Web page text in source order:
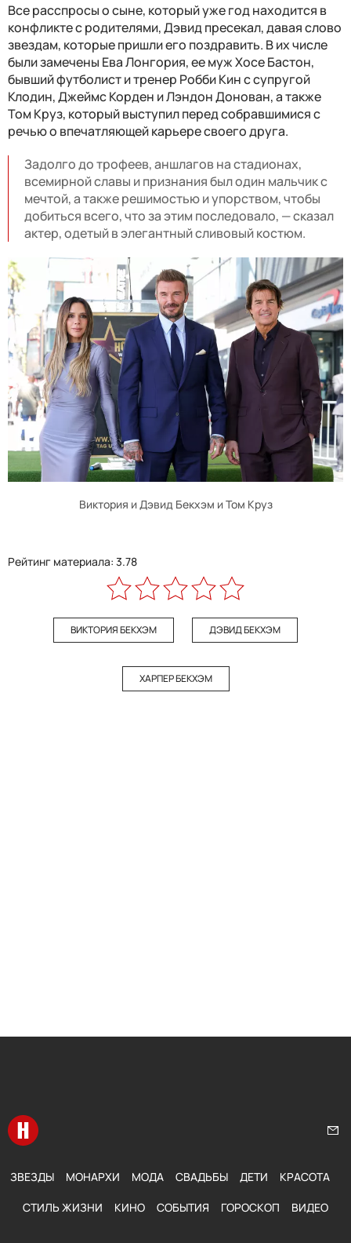
Все расспросы о сыне, который уже год находится в
конфликте с родителями, Дэвид пресекал, давая слово
звездам, которые пришли его поздравить. В их числе
были замечены Ева Лонгория, ее муж Хосе Бастон,
бывший футболист и тренер Робби Кин с супругой
Клодин, Джеймс Корден и Лэндон Донован, а также
Том Круз, который выступил перед собравшимися с
речью о впечатляющей карьере своего друга.
Задолго до трофеев, аншлагов на стадионах,
всемирной славы и признания был один мальчик с
мечтой, а также решимостью и упорством, чтобы
добиться всего, что за этим последовало, — сказал
актер, одетый в элегантный сливовый костюм.
Виктория и Дэвид Бекхэм и Том Круз
Рейтинг материала: 3.78
ВИКТОРИЯ БЕКХЭМ ДЭВИД БЕКХЭМ
ХАРПЕР БЕКХЭМ
Перейти на главную
ЗВЕЗДЫ МОНАРХИ МОДА СВАДЬБЫ ДЕТИ КРАСОТА
СТИЛЬ ЖИЗНИ КИНО СОБЫТИЯ ГОРОСКОП ВИДЕО